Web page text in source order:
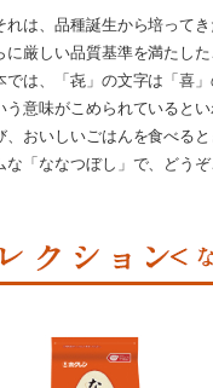
れは、品種誕生から培って
に厳しい品質基準を満たした
では、「㐂」の文字は「喜
う意味がこめられているとい
、おいしいごはんを食べると
な「ななつぼし」で、どうぞ